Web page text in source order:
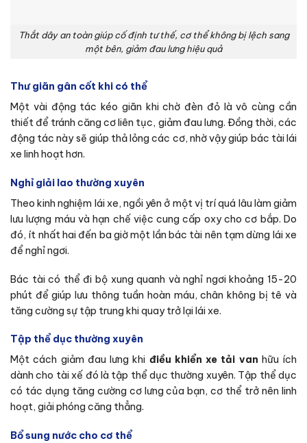
Thắt dây an toàn giúp cố định tư thế, cơ thể không bị lệch sang
một bên, giảm đau lưng hiệu quả
Thư giãn gân cốt khi có thể
Một vài động tác kéo giãn khi chờ đèn đỏ là vô cùng cần
thiết để tránh căng cơ liên tục, giảm đau lưng. Đồng thời, các
động tác này sẽ giúp thả lỏng các cơ, nhờ vậy giúp bác tài lái
xe linh hoạt hơn.
Nghỉ giải lao thường xuyên
Theo kinh nghiệm lái xe, ngồi yên ở một vị trí quá lâu làm giảm
lưu lượng máu và hạn chế việc cung cấp oxy cho cơ bắp. Do
đó, ít nhất hai đến ba giờ một lần bác tài nên tạm dừng lái xe
để nghỉ ngơi.
Bác tài có thể đi bộ xung quanh và nghỉ ngơi khoảng 15-20
phút để giúp lưu thông tuần hoàn máu, chân không bị tê và
tăng cường sự tập trung khi quay trở lại lái xe.
Tập thể dục thường xuyên
Một cách giảm đau lưng khi điều khiển xe tải van hữu ích
dành cho tài xế đó là tập thể dục thường xuyên. Tập thể dục
có tác dụng tăng cường cơ lưng của bạn, cơ thể trở nên linh
hoạt, giải phóng căng thẳng.
Bổ sung nước cho cơ thể